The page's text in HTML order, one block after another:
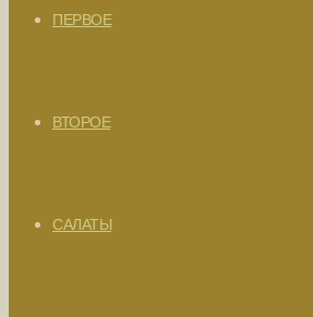
ПЕРВОЕ
ВТОРОЕ
САЛАТЫ